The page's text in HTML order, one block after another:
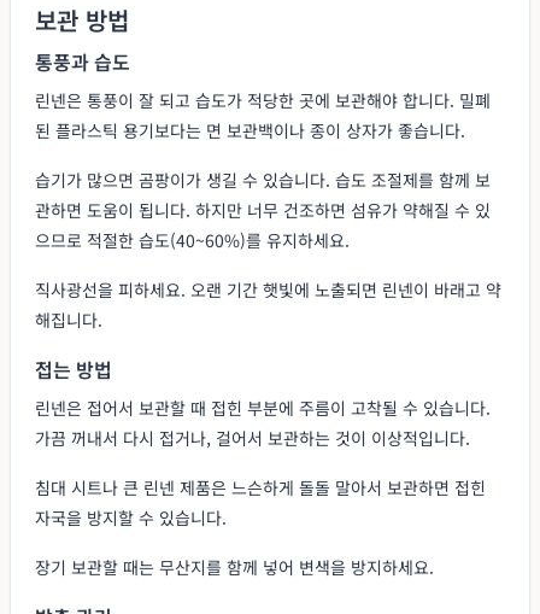
보관 방법
통풍과 습도
린넨은 통풍이 잘 되고 습도가 적당한 곳에 보관해야 합니다. 밀폐
된 플라스틱 용기보다는 면 보관백이나 종이 상자가 좋습니다.
습기가 많으면 곰팡이가 생길 수 있습니다. 습도 조절제를 함께 보
관하면 도움이 됩니다. 하지만 너무 건조하면 섬유가 약해질 수 있
으므로 적절한 습도(40~60%)를 유지하세요.
직사광선을 피하세요. 오랜 기간 햇빛에 노출되면 린넨이 바래고 약
해집니다.
접는 방법
린넨은 접어서 보관할 때 접힌 부분에 주름이 고착될 수 있습니다.
가끔 꺼내서 다시 접거나, 걸어서 보관하는 것이 이상적입니다.
침대 시트나 큰 린넨 제품은 느슨하게 돌돌 말아서 보관하면 접힌
자국을 방지할 수 있습니다.
장기 보관할 때는 무산지를 함께 넣어 변색을 방지하세요.